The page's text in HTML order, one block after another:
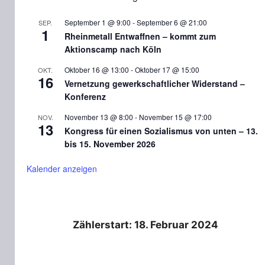
SEP.
1
September 1 @ 9:00 -September 6 @ 21:00
Rheinmetall Entwaffnen – kommt zum
Aktionscamp nach Köln
OKT.
16
Oktober 16 @ 13:00 -Oktober 17 @ 15:00
Vernetzung gewerkschaftlicher Widerstand –
Konferenz
NOV.
13
November 13 @ 8:00 - November 15 @ 17:00
Kongress für einen Sozialismus von unten – 13.
bis 15. November 2026
Kalender anzeigen
Zählerstart: 18. Februar 2024